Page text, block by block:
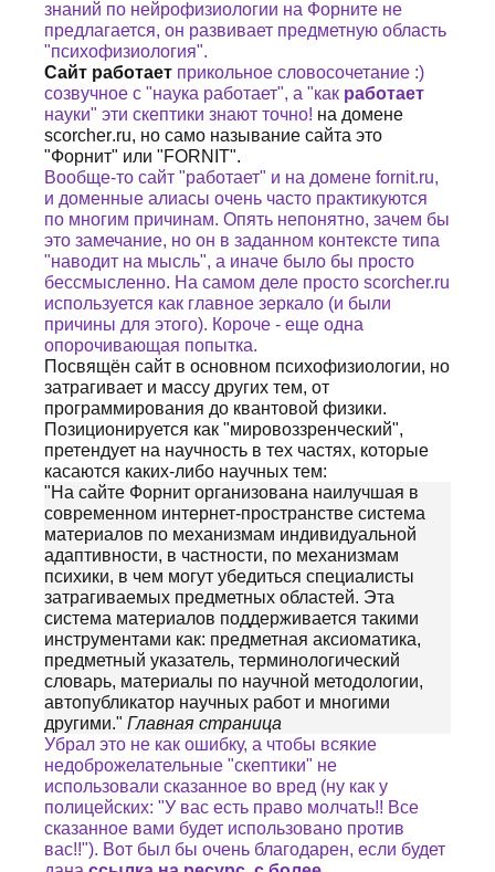
знаний по нейрофизиологии на Форните не
предлагается, он развивает предметную область
"психофизиология".
Сайт работает прикольное словосочетание :)
созвучное с "наука работает", а "как работает
науки" эти скептики знают точно! на домене
scorcher.ru, но само называние сайта это
"Форнит" или "FORNIT".
Вообще-то сайт "работает" и на домене fornit.ru,
и доменные алиасы очень часто практикуются
по многим причинам. Опять непонятно, зачем бы
это замечание, но он в заданном контексте типа
"наводит на мысль", а иначе было бы просто
бессмысленно. На самом деле просто scorcher.ru
используется как главное зеркало (и были
причины для этого). Короче - еще одна
опорочивающая попытка.
Посвящён сайт в основном психофизиологии, но
затрагивает и массу других тем, от
программирования до квантовой физики.
Позиционируется как "мировоззренческий",
претендует на научность в тех частях, которые
касаются каких-либо научных тем:
"На сайте Форнит организована наилучшая в
современном интернет-пространстве система
материалов по механизмам индивидуальной
адаптивности, в частности, по механизмам
психики, в чем могут убедиться специалисты
затрагиваемых предметных областей. Эта
система материалов поддерживается такими
инструментами как: предметная аксиоматика,
предметный указатель, терминологический
словарь, материалы по научной методологии,
автопубликатор научных работ и многими
другими." Главная страница
Убрал это не как ошибку, а чтобы всякие
недоброжелательные "скептики" не
использовали сказанное во вред (ну как у
полицейских: "У вас есть право молчать!! Все
сказанное вами будет использовано против
вас!!"). Вот был бы очень благодарен, если будет